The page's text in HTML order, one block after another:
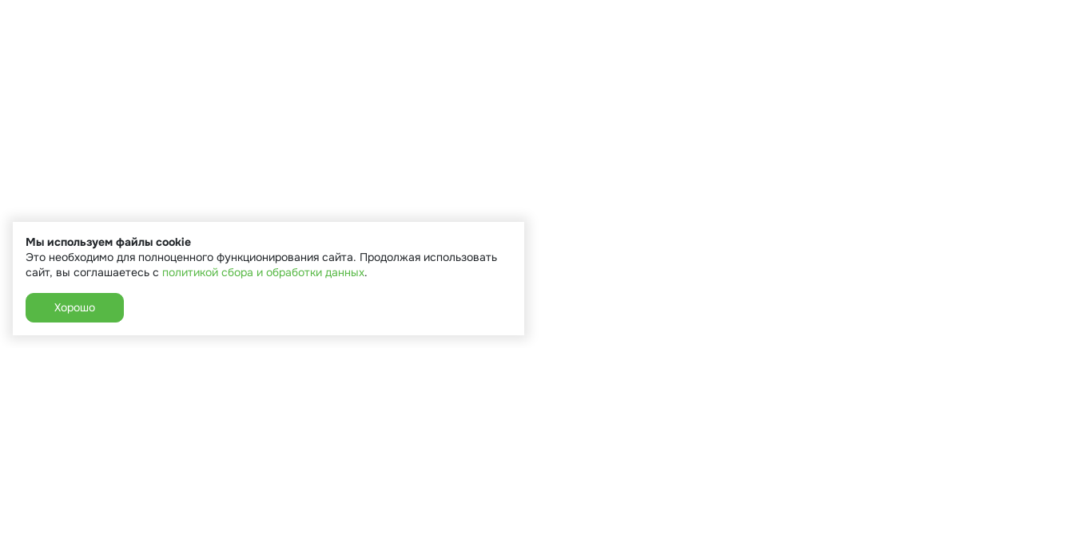
Мы используем файлы cookie
Это необходимо для полноценного функционирования сайта. Продолжая использовать
сайт, вы соглашаетесь с политикой сбора и обработки данных.
Хорошо